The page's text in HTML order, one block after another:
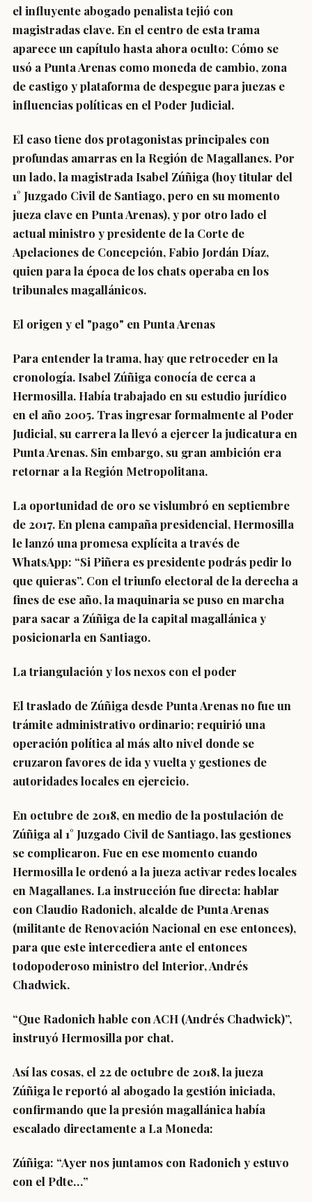
el influyente abogado penalista tejió con
magistradas clave. En el centro de esta trama
aparece un capítulo hasta ahora oculto: Cómo se
usó a Punta Arenas como moneda de cambio, zona
de castigo y plataforma de despegue para juezas e
influencias políticas en el Poder Judicial.
El caso tiene dos protagonistas principales con
profundas amarras en la Región de Magallanes. Por
un lado, la magistrada Isabel Zúñiga (hoy titular del
1° Juzgado Civil de Santiago, pero en su momento
jueza clave en Punta Arenas), y por otro lado el
actual ministro y presidente de la Corte de
Apelaciones de Concepción, Fabio Jordán Díaz,
quien para la época de los chats operaba en los
tribunales magallánicos.
El origen y el "pago" en Punta Arenas
Para entender la trama, hay que retroceder en la
cronología. Isabel Zúñiga conocía de cerca a
Hermosilla. Había trabajado en su estudio jurídico
en el año 2005. Tras ingresar formalmente al Poder
Judicial, su carrera la llevó a ejercer la judicatura en
Punta Arenas. Sin embargo, su gran ambición era
retornar a la Región Metropolitana.
La oportunidad de oro se vislumbró en septiembre
de 2017. En plena campaña presidencial, Hermosilla
le lanzó una promesa explícita a través de
WhatsApp: “Si Piñera es presidente podrás pedir lo
que quieras”. Con el triunfo electoral de la derecha a
fines de ese año, la maquinaria se puso en marcha
para sacar a Zúñiga de la capital magallánica y
posicionarla en Santiago.
La triangulación y los nexos con el poder
El traslado de Zúñiga desde Punta Arenas no fue un
trámite administrativo ordinario; requirió una
operación política al más alto nivel donde se
cruzaron favores de ida y vuelta y gestiones de
autoridades locales en ejercicio.
En octubre de 2018, en medio de la postulación de
Zúñiga al 1° Juzgado Civil de Santiago, las gestiones
se complicaron. Fue en ese momento cuando
Hermosilla le ordenó a la jueza activar redes locales
en Magallanes. La instrucción fue directa: hablar
con Claudio Radonich, alcalde de Punta Arenas
(militante de Renovación Nacional en ese entonces),
para que este intercediera ante el entonces
todopoderoso ministro del Interior, Andrés
Chadwick.
“Que Radonich hable con ACH (Andrés Chadwick)”,
instruyó Hermosilla por chat.
Así las cosas, el 22 de octubre de 2018, la jueza
Zúñiga le reportó al abogado la gestión iniciada,
confirmando que la presión magallánica había
escalado directamente a La Moneda:
Zúñiga: “Ayer nos juntamos con Radonich y estuvo
con el Pdte…”